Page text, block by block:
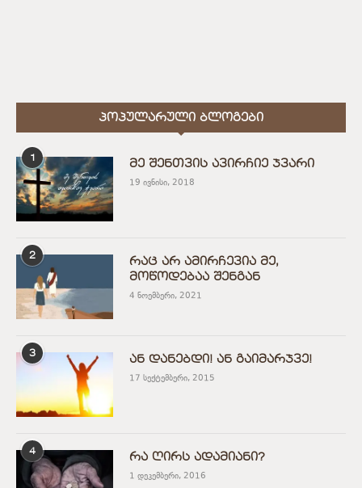
ᲞᲝᲞᲣᲚᲐᲠᲣᲚᲘ ᲑᲚᲝᲒᲔᲑᲘ
1
მე შენთვის ავირჩიე ჯვარი
19 ივნისი, 2018
2
რაც არ ამირჩევია მე,
მოწოდებაა შენგან
4 ნოემბერი, 2021
3
ან დანებდი! ან გაიმარჯვე!
17 სექტემბერი, 2015
4
რა ღირს ადამიანი?
1 დეკემბერი, 2016